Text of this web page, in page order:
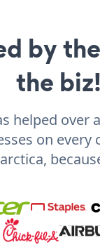
by
the biz!
helped over
on every